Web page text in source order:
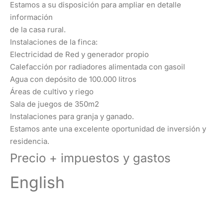
Estamos a su disposición para ampliar en detalle
información
de la casa rural.
Instalaciones de la finca:
Electricidad de Red y generador propio
Calefacción por radiadores alimentada con gasoil
Agua con depósito de 100.000 litros
Áreas de cultivo y riego
Sala de juegos de 350m2
Instalaciones para granja y ganado.
Estamos ante una excelente oportunidad de inversión y
residencia.
Precio + impuestos y gastos
English